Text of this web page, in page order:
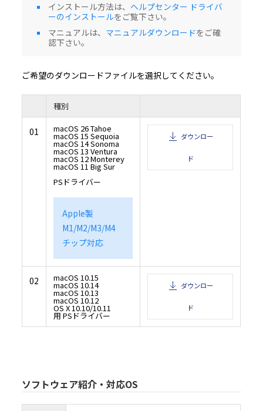
より保護されています。
２．使用許諾
ます。当該使用権に基づいてお客様は以下を行うことができます。
（i）本ソフトウェアを、お客様の管理下にあるコンピューターにインストールし、使
但し、本ソフトウェアに対応する製品と接続されているコンピューターに限ります。
（iv）バックアップの目的に限り、本ソフトウェアの複製物を１部作成すること。
（v）本契約のコピー及び全ての関連書類と一緒に本ソフトウェアを第三者に譲渡する
ノルタからのお客様への使用許諾は終了します。
３．制限
（１）お客様はコニカミノルタの書面による事前同意を得ることなく、以下の行為を
きません。
(i) 本契約で許諾されている範囲を超えて、本ソフトウェア及びその複製物を使用、複
合又は譲渡すること
(ii) リバースエンジニアリング、逆アセンブル、逆コンパイルまたはその他の方法で本
アを解析すること
(iii) 本ソフトウェア及びその複製物を再使用許諾、レンタル、リースまたは頒布する
(iv) 本ソフトウェアに付けられている商標、ロゴ、著作権表示、シンボル及びラベル
と、使用すること又は変更すること
（２）お客様は、いかなる国の適用可能な輸出管理法規や規則に違反して、本ソフト
（１）本ソフトウェアがCD-ROMまたはデジタルデータを保存するその他の有体の記
下、記憶媒体といいます。）にて供給された場合、コニカミノルタはお客様に対し、
日から90日間、記憶媒体に瑕疵のないことを保証いたします。本ソフトウェアは現状
客様に提供されるものであり、この記憶媒体に対する保証を除いて、コニカミノルタ
社、及びコニカミノルタのライセンサーは、本ソフトウェアに関し明示または黙示を
なる保証（商品性、特定の目的に対する適合性、第三者の権利を侵害しない旨の保証
（２）本ソフトウェアのインストールまたは使用、不使用または使用不能に関連して
する一切の損害（事業利益の損失、情報の損失を含みますがそれらに限定されません
の逸失利益その他の派生的または付随的損害、及び第三者からお客様になされた損害
づく損害について、コニカミノルタ、その関連会社またはコニカミノルタのライセン
で許される最大限の範囲において、一切責任を負担いたしません。たとえコニカミノ
連会社またはコニカミノルタのライセンサーがかかる損害を予測できた場合、また事
性について知らされていた場合であっても同様とします。
５．契約の終了
お客様はいつでも、本ソフトウェアとその複製物の全てを廃棄することにより本使用
せることができます。また、お客様が本契約の条件に反したときには、本契約はただ
本契約の一部が裁判所等によって無効であると決定された場合でも、本契約のその他
判断に何ら影響を受けることなく完全に有効に存続するものとします。
８．NOTICE TO US GOVERNMENT END USERS
インストール方法は、 ヘルプセンター ドライバ
ーのインストールをご覧下さい。
マニュアルは、 マニュアルダウンロードをご確
認下さい。
ご希望のダウンロードファイルを選択してください。
種別
01 macOS 26 Tahoe
macOS 15 Sequoia
macOS 14 Sonoma
macOS 13 Ventura
macOS 12 Monterey
macOS 11 Big Sur
PSドライバー
Apple製
M1/M2/M3/M4
チップ対応
ダウンロー
ド
02 macOS 10.15
macOS 10.14
macOS 10.13
macOS 10.12
OS X 10.10/10.11
用 PSドライバー
ダウンロー
ド
ソフトウェア紹介・対応OS